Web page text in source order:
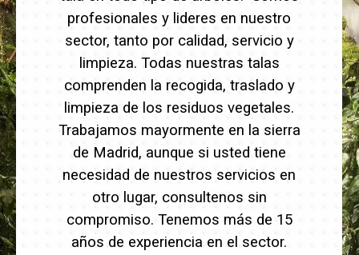
profesionales y lideres en nuestro
sector, tanto por calidad, servicio y
limpieza. Todas nuestras talas
comprenden la recogida, traslado y
limpieza de los residuos vegetales.
Trabajamos mayormente en la sierra
de Madrid, aunque si usted tiene
necesidad de nuestros servicios en
otro lugar, consultenos sin
compromiso. Tenemos más de 15
años de experiencia en el sector.